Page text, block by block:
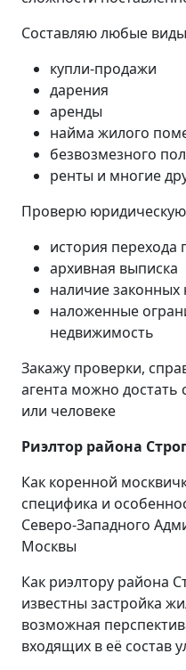
Составляю любые
купли-продажи
дарения
аренды
найма жилого
безвозмезного
ренты и многие
Проверю юридическую
история перехода
архивная выписка
наличие законных
наложенные
недвижимость
Закажу проверки,
агента можно
или человеке
Риэлтор района
Как коренной
специфика и
Северо-Западного
Москвы
Как риэлтору района
известны застройка
возможная
входящих в её состав